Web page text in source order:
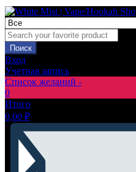
Поиск
Вход
Учетная запись
Список желаний -
0
Итого
0,00 ₽